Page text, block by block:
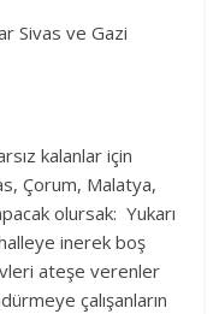
Sivas ve Gazi
kalanlar için
Çorum, Malatya,
olursak: Yukarı
inerek boş
ateşe verenler
çalışanların